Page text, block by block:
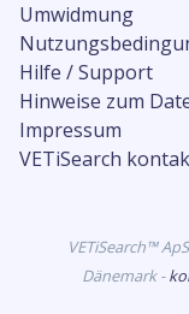
Umwidmung
Hilfe / Support
Hinweise zum
Impressum
VETiSearch
VETiSearch™
Dänemark -